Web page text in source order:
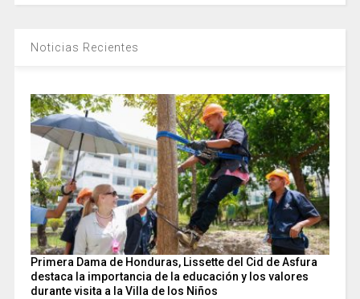
Noticias Recientes
Primera Dama de Honduras, Lissette del Cid de Asfura
destaca la importancia de la educación y los valores
durante visita a la Villa de los Niños